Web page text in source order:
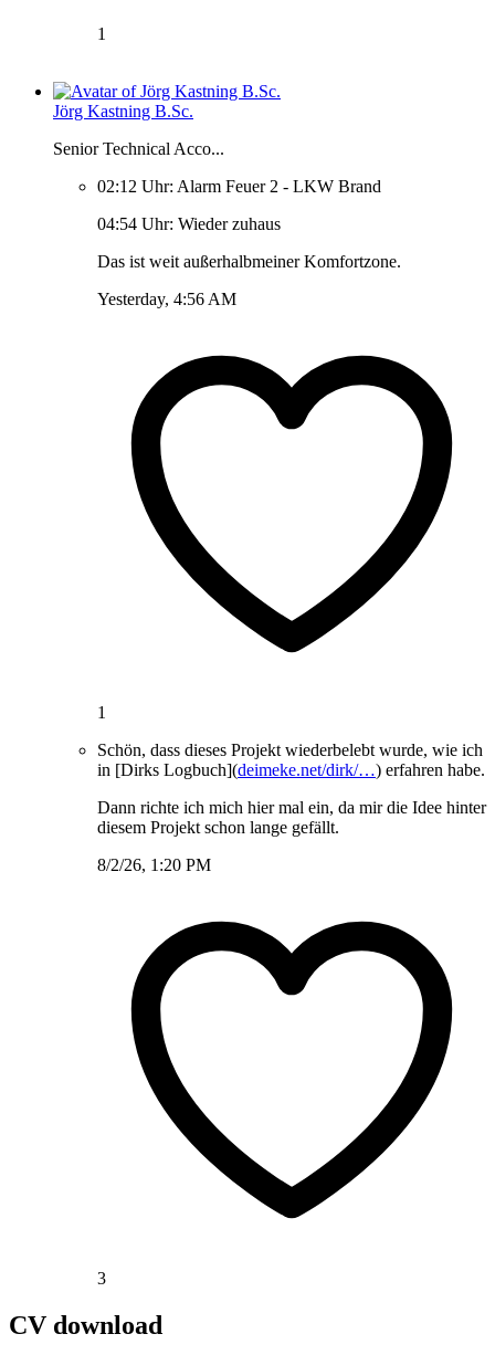
1
Jörg Kastning B.Sc.
Senior Technical Acco...
02:12 Uhr: Alarm Feuer 2 - LKW Brand
04:54 Uhr: Wieder zuhaus
Das ist weit außerhalbmeiner Komfortzone.
Yesterday, 4:56 AM
1
Schön, dass dieses Projekt wiederbelebt wurde, wie ich
in [Dirks Logbuch](deimeke.net/dirk/…) erfahren habe.
Dann richte ich mich hier mal ein, da mir die Idee hinter
diesem Projekt schon lange gefällt.
8/2/26, 1:20 PM
3
CV download